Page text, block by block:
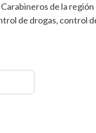
de la
de drogas, control